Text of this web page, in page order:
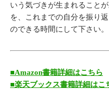
いう気づきが生まれること
を、これまでの自分を振り
のできる時間にして下さい。
■Amazon書籍詳細はこちら
■楽天ブックス書籍詳細はこ